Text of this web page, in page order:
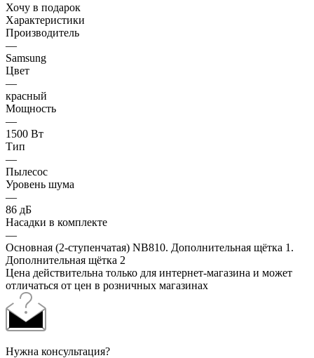
Хочу в подарок
Характеристики
Производитель
—
Samsung
Цвет
—
красный
Мощность
—
1500 Вт
Тип
—
Пылесос
Уровень шума
—
86 дБ
Насадки в комплекте
—
Основная (2-ступенчатая) NB810. Дополнительная щётка 1.
Дополнительная щётка 2
Цена действительна только для интернет-магазина и может
отличаться от цен в розничных магазинах
Нужна консультация?